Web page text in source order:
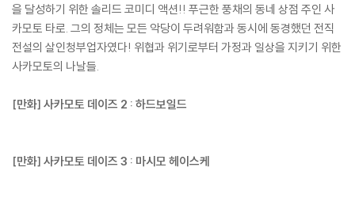
을 달성하기 위한 솔리드 코미디 액션!! 푸근한 풍채의 동네 상점 주인 사
카모토 타로. 그의 정체는 모든 악당이 두려워함과 동시에 동경했던 전직
전설의 살인청부업자였다! 위협과 위기로부터 가정과 일상을 지키기 위한
사카모토의 나날들.
[만화] 사카모토 데이즈 2 : 하드보일드
[만화] 사카모토 데이즈 3 : 마시모 헤이스케